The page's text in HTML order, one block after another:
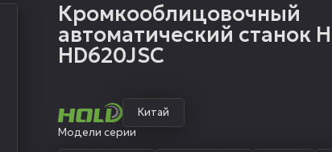
Кромкооблицовочный
автоматический станок
HD620JSC
Китай
Модели серии